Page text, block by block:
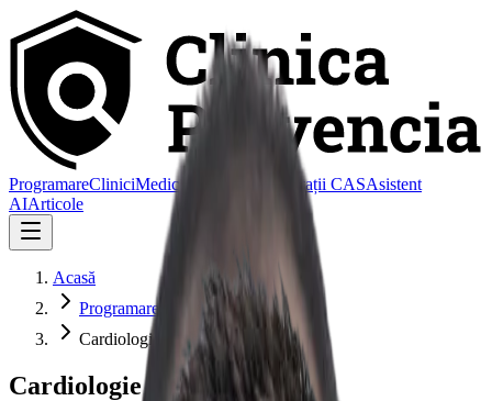
ProgramareCliniciMedic de familie Consultații CASAsistent
AIArticole
Acasă
Programare
Cardiologie
Cardiologie